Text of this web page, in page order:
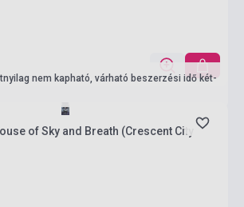
nem kapható, várható beszerzési idő két-
of Sky and Breath (Crescent City